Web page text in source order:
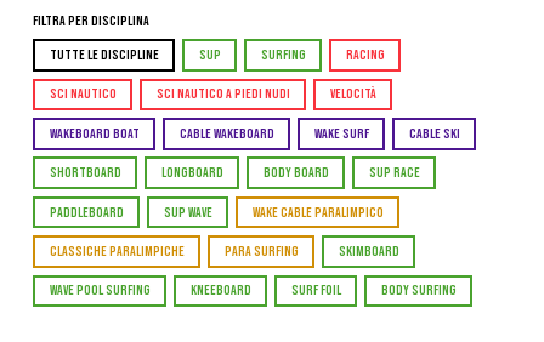
Filtra per Disciplina
TUTTE LE DISCIPLINE SUP SURFING RACING
SCI NAUTICO SCI NAUTICO A PIEDI NUDI VELOCITÀ
WAKEBOARD BOAT CABLE WAKEBOARD WAKE SURF CABLE SKI
SHORTBOARD LONGBOARD BODY BOARD SUP RACE
PADDLEBOARD SUP WAVE WAKE CABLE PARALIMPICO
CLASSICHE PARALIMPICHE PARA SURFING SKIMBOARD
WAVE POOL SURFING KNEEBOARD SURF FOIL BODY SURFING